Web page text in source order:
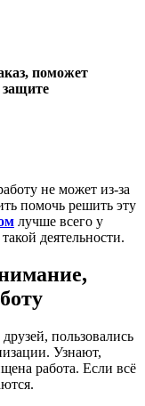
поможет
защите
не может из-за
помочь решить эту
лучше всего у
деятельности.
пользовались
Узнают,
работа. Если всё